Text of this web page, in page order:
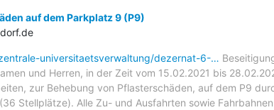
auf dem Parkplatz 9 (P9)
universitaetsverwaltung/dezernat-6-…
und Herren, in der Zeit vom 15.02.2021 bis
zur Behebung von Pflasterschäden, auf dem P9
Stellplätze). Alle Zu- und Ausfahrten sowie